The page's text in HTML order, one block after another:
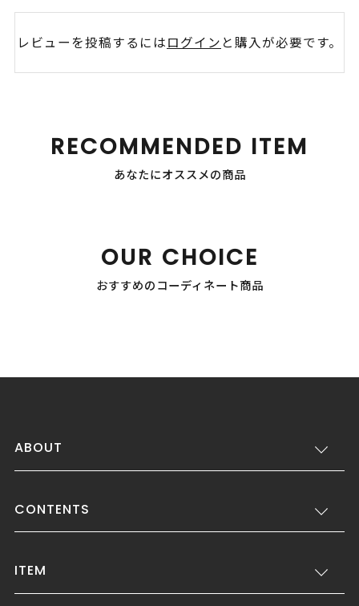
レビューを投稿するにはログイン と購入が必要です。
RECOMMENDED ITEM
あなたにオススメの商品
OUR CHOICE
おすすめのコーディネート商品
ABOUT
CONTENTS
ITEM